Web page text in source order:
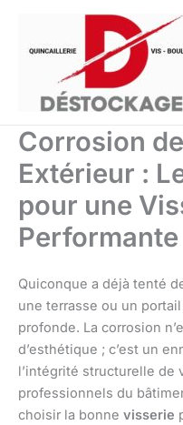
contenu
Corrosion
Extérieur :
pour une
Performante
Quiconque a déjà tenté
une terrasse ou un
profonde. La corrosion
d’esthétique ; c’est un
l’intégrité structurelle de
professionnels du
choisir la bonne visserie